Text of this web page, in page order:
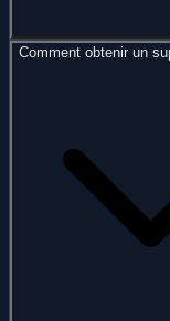
Comment obtenir un